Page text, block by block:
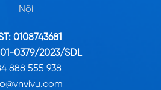
Nội
0108743681
0379/2023/SDL
888 555 938